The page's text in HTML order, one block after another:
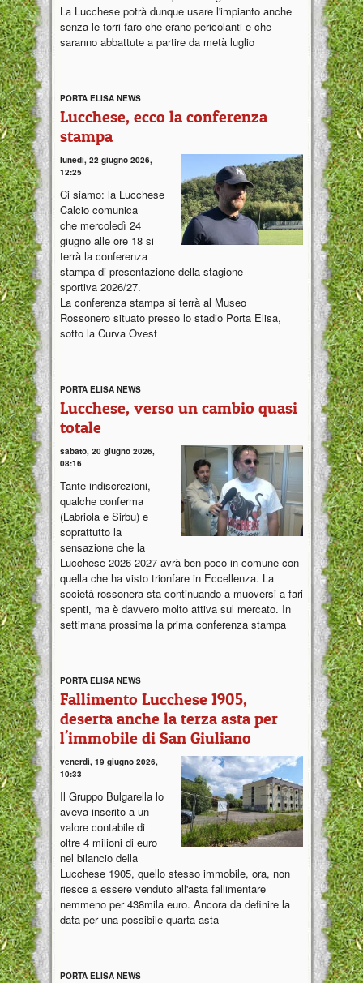
La Lucchese potrà dunque usare l'impianto anche
senza le torri faro che erano pericolanti e che
saranno abbattute a partire da metà luglio
PORTA ELISA NEWS
Lucchese, ecco la conferenza
stampa
lunedì, 22 giugno 2026,
12:25
Ci siamo: la Lucchese
Calcio comunica
che mercoledì 24
giugno alle ore 18 si
terrà la conferenza
stampa di presentazione della stagione
sportiva 2026/27.
La conferenza stampa si terrà al Museo
Rossonero situato presso lo stadio Porta Elisa,
sotto la Curva Ovest
PORTA ELISA NEWS
Lucchese, verso un cambio quasi
totale
sabato, 20 giugno 2026,
08:16
Tante indiscrezioni,
qualche conferma
(Labriola e Sirbu) e
soprattutto la
sensazione che la
Lucchese 2026-2027 avrà ben poco in comune con
quella che ha visto trionfare in Eccellenza. La
società rossonera sta continuando a muoversi a fari
spenti, ma è davvero molto attiva sul mercato. In
settimana prossima la prima conferenza stampa
PORTA ELISA NEWS
Fallimento Lucchese 1905,
deserta anche la terza asta per
l'immobile di San Giuliano
venerdì, 19 giugno 2026,
10:33
Il Gruppo Bulgarella lo
aveva inserito a un
valore contabile di
oltre 4 milioni di euro
nel bilancio della
Lucchese 1905, quello stesso immobile, ora, non
riesce a essere venduto all'asta fallimentare
nemmeno per 438mila euro. Ancora da definire la
data per una possibile quarta asta
PORTA ELISA NEWS